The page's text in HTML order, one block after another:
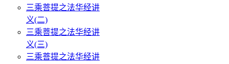
三乘菩提之法华经讲
义(二)
三乘菩提之法华经讲
义(三)
三乘菩提之法华经讲